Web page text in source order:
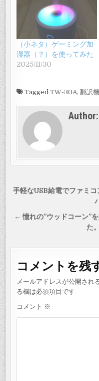
（小ネタ）ゲーミング加
湿器（？）を使ってみた
2025/11/30
TaggedTW-30A,翻訳機
Author:
投
ナ
ゲ
ー
シ
ョ
ン
手軽なUSB給電でファミ
← 憧れの”ウッドコーン”
た
コメントを残
メールアドレスが公開され
る欄は必須項目です
コメント ※